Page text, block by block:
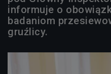
informuje o
badaniom
gruźlicy.